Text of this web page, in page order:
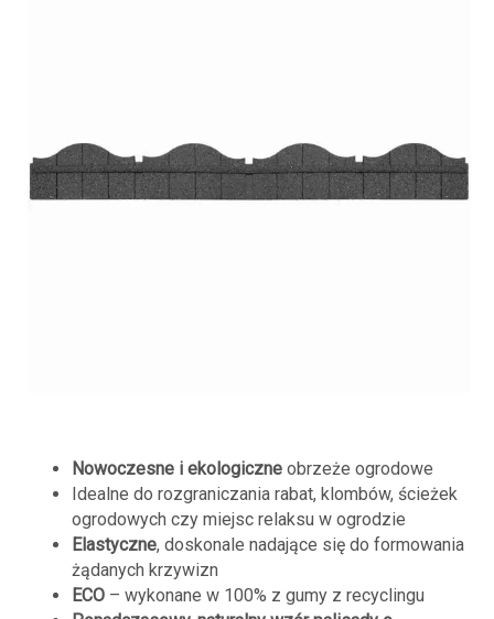
Nowoczesne i ekologiczne obrzeże ogrodowe
Idealne do rozgraniczania rabat, klombów, ścieżek
ogrodowych czy miejsc relaksu w ogrodzie
Elastyczne, doskonale nadające się do formowania
żądanych krzywizn
ECO – wykonane w 100% z gumy z recyclingu